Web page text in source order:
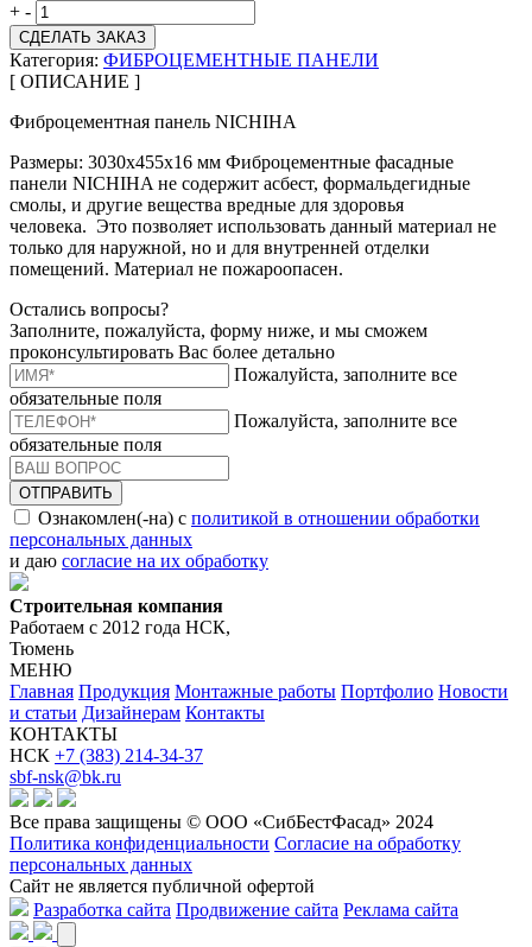
+ -
СДЕЛАТЬ ЗАКАЗ
Категория: ФИБРОЦЕМЕНТНЫЕ ПАНЕЛИ
[ ОПИСАНИЕ ]
Фиброцементная панель NICHIHA
Размеры: 3030х455х16 мм Фиброцементные фасадные
панели NICHIHA не содержит асбест, формальдегидные
смолы, и другие вещества вредные для здоровья
человека. Это позволяет использовать данный материал не
только для наружной, но и для внутренней отделки
помещений. Материал не пожароопасен.
Остались вопросы?
Заполните, пожалуйста, форму ниже, и мы сможем
проконсультировать Вас более детально
Пожалуйста, заполните все
обязательные поля
Пожалуйста, заполните все
обязательные поля
ОТПРАВИТЬ
Ознакомлен(-на) с политикой в отношении обработки
персональных данных
и даю согласие на их обработку
Строительная компания
Работаем с 2012 года НСК,
Тюмень
МЕНЮ
Главная Продукция Монтажные работы Портфолио Новости
и статьи Дизайнерам Контакты
КОНТАКТЫ
НСК +7 (383) 214-34-37
sbf-nsk@bk.ru
Все права защищены © ООО «СибБестФасад» 2024
Политика конфиденциальности Согласие на обработку
персональных данных
Сайт не является публичной офертой
Разработка сайта Продвижение сайта Реклама сайта